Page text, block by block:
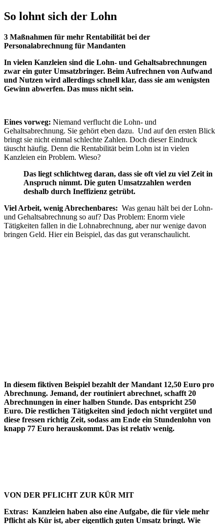
So lohnt sich der Lohn
3 Maßnahmen für mehr Rentabilität bei der
Personalabrechnung für Mandanten
In vielen Kanzleien sind die Lohn- und Gehaltsabrechnungen
zwar ein guter Umsatzbringer. Beim Aufrechnen von Aufwand
und Nutzen wird allerdings schnell klar, dass sie am wenigsten
Gewinn abwerfen. Das muss nicht sein.
Eines vorweg: Niemand verflucht die Lohn- und
Gehaltsabrechnung. Sie gehört eben dazu. Und auf den ersten Blick
bringt sie nicht einmal schlechte Zahlen. Doch dieser Eindruck
täuscht häufig. Denn die Rentabilität beim Lohn ist in vielen
Kanzleien ein Problem. Wieso?
Das liegt schlichtweg daran, dass sie oft viel zu viel Zeit in
Anspruch nimmt. Die guten Umsatzzahlen werden
deshalb durch Ineffizienz getrübt.
Viel Arbeit, wenig Abrechenbares: Was genau hält bei der Lohn-
und Gehaltsabrechnung so auf? Das Problem: Enorm viele
Tätigkeiten fallen in die Lohnabrechnung, aber nur wenige davon
bringen Geld. Hier ein Beispiel, das das gut veranschaulicht.
In diesem fiktiven Beispiel bezahlt der Mandant 12,50 Euro pro
Abrechnung. Jemand, der routiniert abrechnet, schafft 20
Abrechnungen in einer halben Stunde. Das entspricht 250
Euro. Die restlichen Tätigkeiten sind jedoch nicht vergütet und
diese fressen richtig Zeit, sodass am Ende ein Stundenlohn von
knapp 77 Euro herauskommt. Das ist relativ wenig.
VON DER PFLICHT ZUR KÜR MIT
Extras: Kanzleien haben also eine Aufgabe, die für viele mehr
Pflicht als Kür ist, aber eigentlich guten Umsatz bringt. Wie